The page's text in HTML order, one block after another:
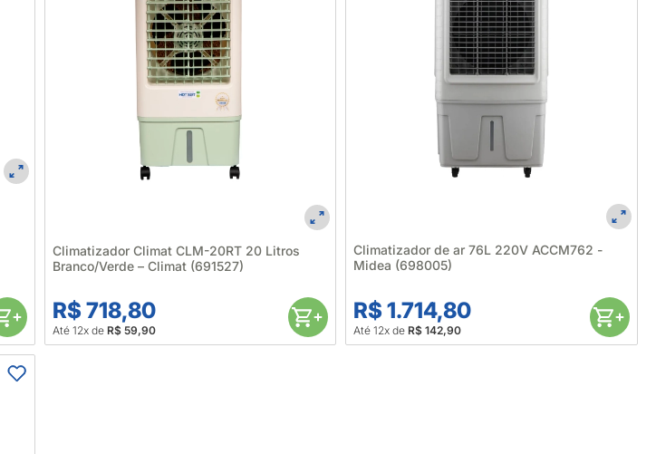
Climatizador Climat CLM-20RT 20 Litros
Branco/Verde – Climat (691527)
R$ 718,80
Até 12x de R$ 59,90
Climatizador de ar 76L 220V ACCM762 -
Midea (698005)
R$ 1.714,80
Até 12x deR$ 142,90